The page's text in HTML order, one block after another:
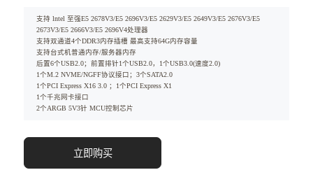
支持 lntel 至强E5 2678V3/E5 2696V3/E5 2629V3/E5 2649V3/E5 2676V3/E5
2673V3/E5 2666V3/E5 2696V4处理器
支持双通道4个DDR3内存插槽 最高支持64G内存容量
支持台式机普通内存/服务器内存
后置6个USB2.0；前置排针1个USB2.0，1个USB3.0(速度2.0)
1个M.2 NVME/NGFF协议接口；3个SATA2.0
1个PCI Express X16 3.0 ；1个PCI Express X1
1个千兆网卡接口
2个ARGB 5V3针 MCU控制芯片
立即购买